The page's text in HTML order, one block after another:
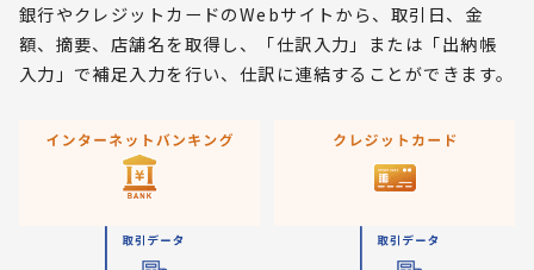
銀行やクレジットカードのWebサイトから、取引日、金
額、摘要、店舗名を取得し、「仕訳入力」または「出納帳
入力」で補足入力を行い、仕訳に連結することができます。